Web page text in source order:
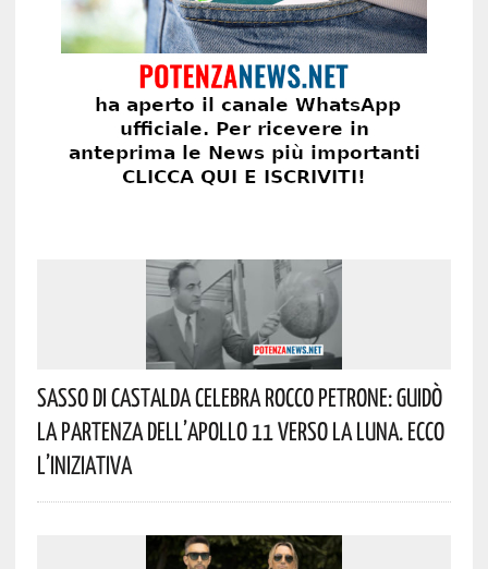
Sasso Di Castalda Celebra Rocco Petrone: Guidò
La Partenza Dell’Apollo 11 Verso La Luna. Ecco
L’iniziativa